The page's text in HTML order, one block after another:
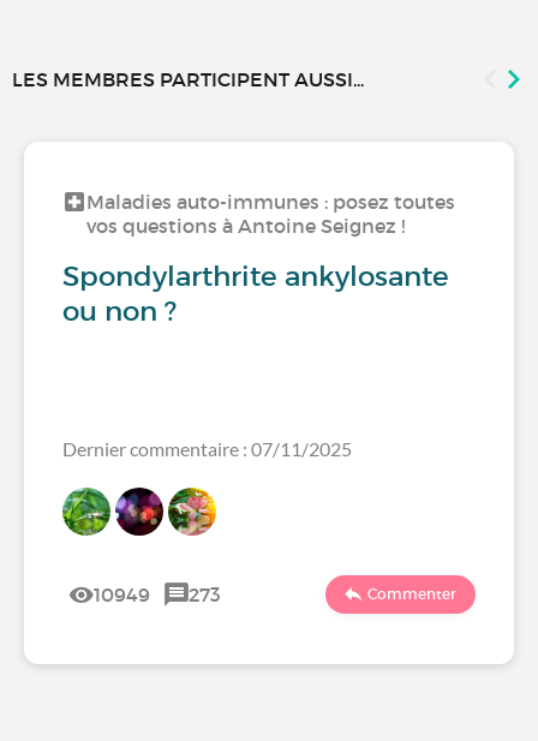
LES MEMBRES PARTICIPENT AUSSI...
Maladies auto-immunes : posez toutes
vos questions à Antoine Seignez !
Spondylarthrite ankylosante
ou non ?
Dernier commentaire : 07/11/2025
10949 273 Commenter